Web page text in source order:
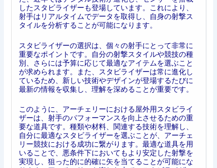
したスタビライザーも登場しています。これにより、
射手はリアルタイムでデータを取得し、自身の射撃ス
タイルを分析することが可能になります。
スタビライザーの選択は、個々の射手にとって非常に
重要なポイントです。自分の射撃スタイルや競技の種
別、さらには予算に応じて最適なアイテムを選ぶこと
が求められます。また、スタビライザーは常に進化し
ているため、新しい技術やデザインが登場するたびに
最新の情報を収集し、理解を深めることが重要です。
このように、アーチェリーにおける屋外用スタビライ
ザーは、射手のパフォーマンスを向上させるための重
要な道具です。種類や材料、関連する技術を理解し、
自分に最適なスタビライザーを選ぶことが、アーチェ
リー競技における成功に繋がります。最適な道具を用
いることで、悪条件下においてもより安定した射撃を
実現し、狙った的に的確に矢を当てることが可能にな